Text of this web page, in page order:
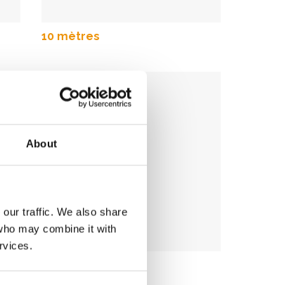
About
traffic. We also share
may combine it with
10 mètres